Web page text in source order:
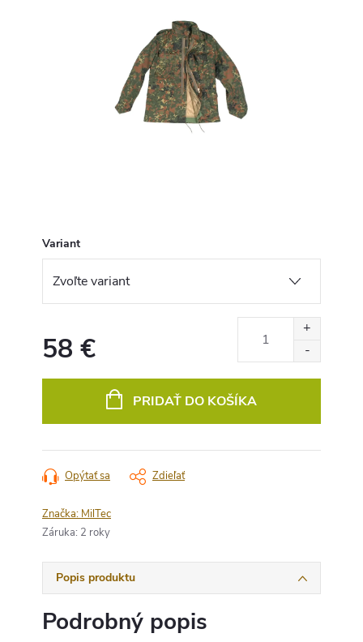
Variant
58 €
PRIDAŤ DO KOŠÍKA
Opýtať sa Zdieľať
Značka: MilTec
Záruka: 2 roky
Popis produktu
Podrobný popis